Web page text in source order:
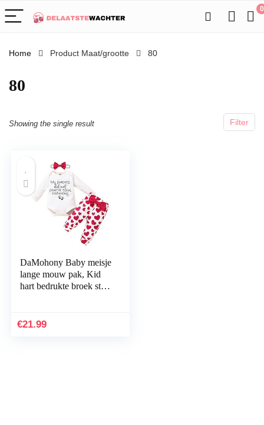
0
Home Product Maat/grootte 80
80
Filter
Showing the single result
DaMohony Baby meisje
lange mouw pak, Kid
hart bedrukte broek strik
€21.99